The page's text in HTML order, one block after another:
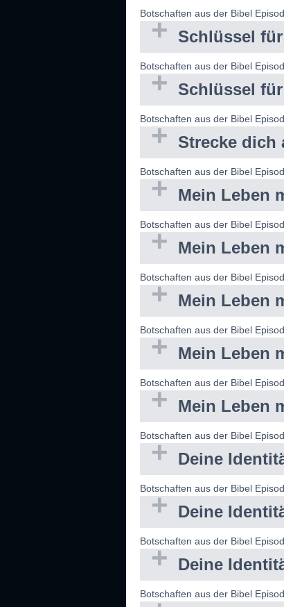
Botschaften aus der Bibel
Schlüssel
Botschaften aus der Bibel
Schlüssel
Botschaften aus der Bibel
Strecke dich
Botschaften aus der Bibel
Mein Leben
Botschaften aus der Bibel
Mein Leben
Botschaften aus der Bibel
Mein Leben
Botschaften aus der Bibel
Mein Leben
Botschaften aus der Bibel
Mein Leben
Botschaften aus der Bibel
Deine
Botschaften aus der Bibel
Deine
Botschaften aus der Bibel
Deine
Botschaften aus der Bibel